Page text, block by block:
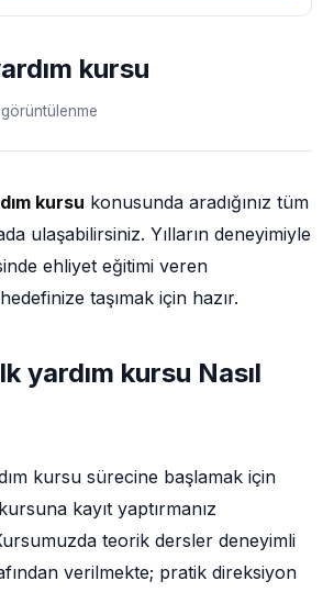
kursu
kursu konusunda aradığınız tüm
ulaşabilirsiniz. Yılların deneyimiyle
ehliyet eğitimi veren
taşımak için hazır.
yardım kursu Nasıl
kursu sürecine başlamak için
kayıt yaptırmanız
teorik dersler deneyimli
verilmekte; pratik direksiyon